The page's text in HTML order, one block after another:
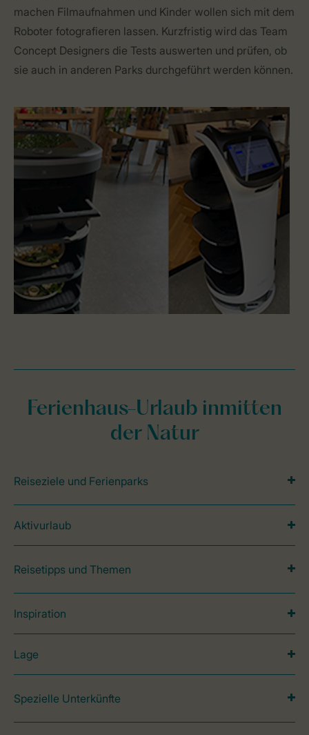
machen Filmaufnahmen und Kinder wollen sich mit dem
Roboter fotografieren lassen. Kurzfristig wird das Team
Concept Designers die Tests auswerten und prüfen, ob
sie auch in anderen Parks durchgeführt werden können.
Ferienhaus-Urlaub inmitten
der Natur
Reiseziele und Ferienparks
Aktivurlaub
Reisetipps und Themen
Inspiration
Lage
Spezielle Unterkünfte